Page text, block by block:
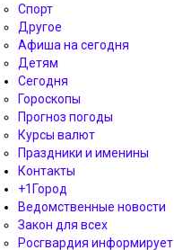
Спорт
Другое
Афиша на сегодня
Детям
Сегодня
Гороскопы
Прогноз погоды
Курсы валют
Праздники и именины
Контакты
+1Город
Ведомственные новости
Закон для всех
Росгвардия информирует